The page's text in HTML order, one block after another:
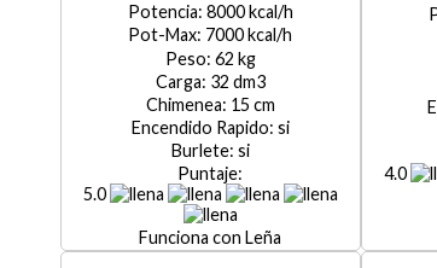
8000
7000
62
32
15
si
si
5.0
Leña
4.0